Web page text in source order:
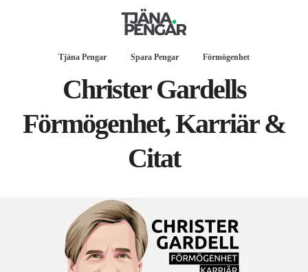
Tjäna Pengar Spara Pengar Förmögenhet
Christer Gardells
Förmögenhet, Karriär &
Citat